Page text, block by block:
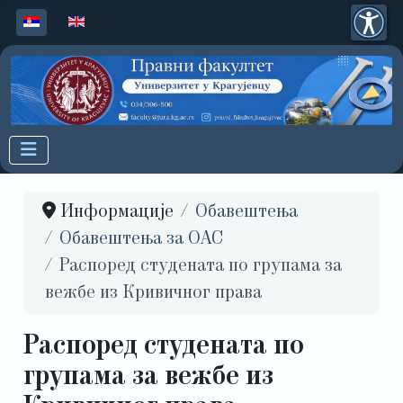
Изаберите ваш језик
Информације
Обавештења
Обавештења за ОАС
Распоред студената по групама за
вежбе из Кривичног права
Распоред студената по
групама за вежбе из